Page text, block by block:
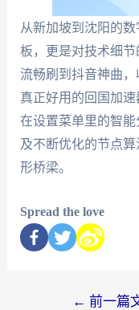
从新加坡到沈阳的
板，更是对技术细
流畅刷到抖音神曲
真正好用的回国加
在设置菜单里的智
及不断优化的节点
形桥梁。
Spread the love
← 前一篇